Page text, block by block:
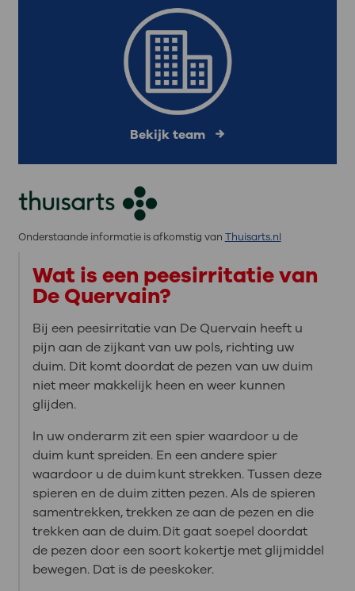
Bekijk team
Onderstaande informatie is afkomstig van Thuisarts.nl
Wat is een peesirritatie van
De Quervain?
Bij een peesirritatie van De Quervain heeft u
pijn aan de zijkant van uw pols, richting uw
duim. Dit komt doordat de pezen van uw duim
niet meer makkelijk heen en weer kunnen
glijden.
In uw onderarm zit een spier waardoor u de
duim kunt spreiden. En een andere spier
waardoor u de duim kunt strekken. Tussen deze
spieren en de duim zitten pezen. Als de spieren
samentrekken, trekken ze aan de pezen en die
trekken aan de duim. Dit gaat soepel doordat
de pezen door een soort kokertje met glijmiddel
bewegen. Dat is de peeskoker.